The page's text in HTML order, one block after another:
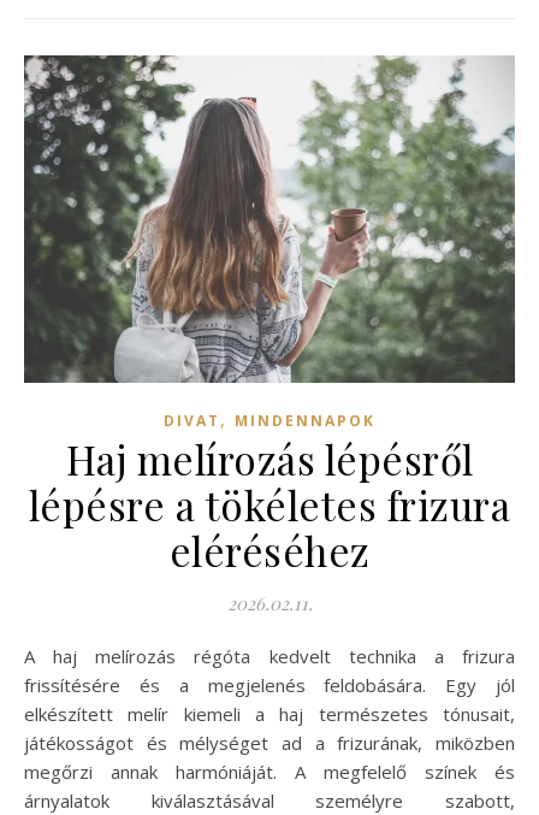
DIVAT , MINDENNAPOK
Haj melírozás lépésről
lépésre a tökéletes frizura
eléréséhez
2026.02.11.
A haj melírozás régóta kedvelt technika a frizura
frissítésére és a megjelenés feldobására. Egy jól
elkészített melír kiemeli a haj természetes tónusait,
játékosságot és mélységet ad a frizurának, miközben
megőrzi annak harmóniáját. A megfelelő színek és
árnyalatok kiválasztásával személyre szabott,